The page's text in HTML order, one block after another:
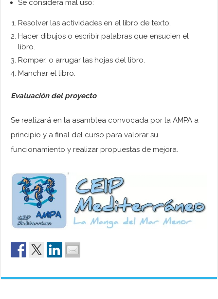
Se considera mal uso:
Resolver las actividades en el libro de texto.
Hacer dibujos o escribir palabras que ensucien el
libro.
Romper, o arrugar las hojas del libro.
Manchar el libro.
Evaluación del proyecto
Se realizará en la asamblea convocada por la AMPA a
principio y a final del curso para valorar su
funcionamiento y realizar propuestas de mejora.